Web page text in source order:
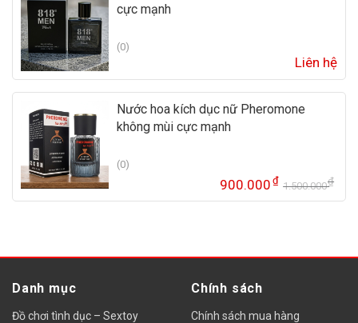
cực mạnh
(0)
Liên hệ
Nước hoa kích dục nữ Pheromone
không mùi cực mạnh
(0)
1.500.000₫
900.000₫
Danh mục
Đồ chơi tình dục – Sextoy
Chính sách
Chính sách mua hàng